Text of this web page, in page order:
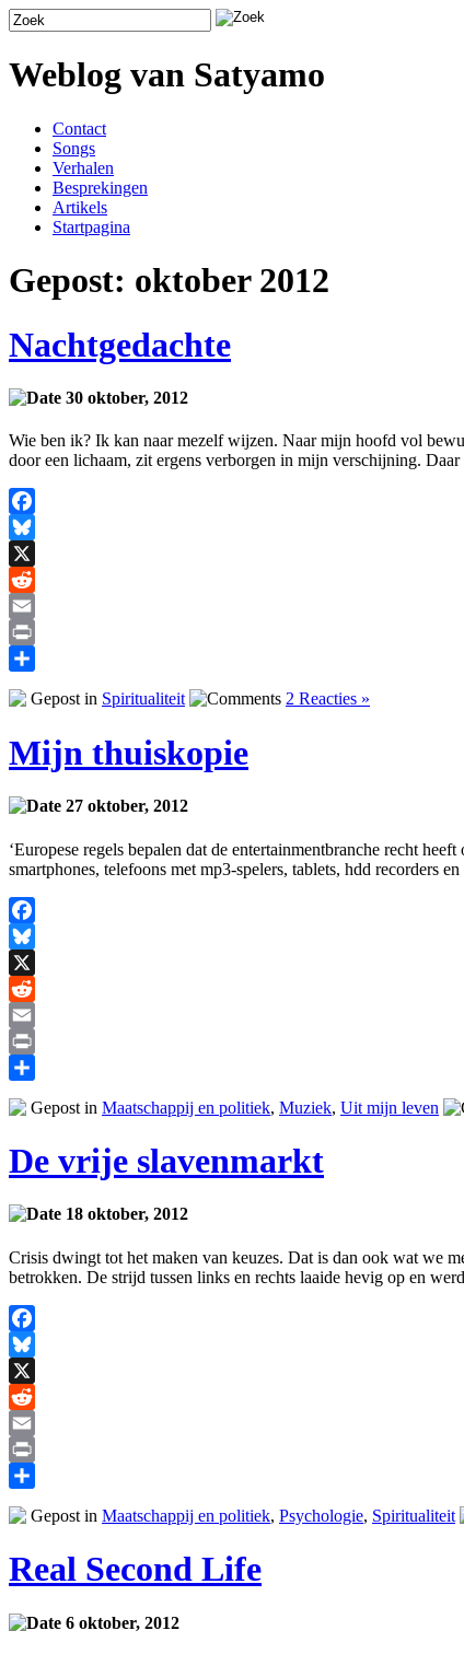
Weblog van Satyamo
Contact
Songs
Verhalen
Besprekingen
Artikels
Startpagina
Gepost: oktober 2012
Nachtgedachte
30 oktober, 2012
Wie ben ik? Ik kan naar mezelf wijzen. Naar mijn hoofd vol
door een lichaam, zit ergens verborgen in mijn verschijning.
Facebook
Bluesky
X
Reddit
Email
Print
Delen
Gepost in Spiritualiteit 2 Reacties »
Mijn thuiskopie
27 oktober, 2012
‘Europese regels bepalen dat de entertainmentbranche recht
smartphones, telefoons met mp3-spelers, tablets, hdd recorders
Facebook
Bluesky
X
Reddit
Email
Print
Gepost in Maatschappij en politiek, Muziek, Uit mijn leven
De vrije slavenmarkt
18 oktober, 2012
Crisis dwingt tot het maken van keuzes. Dat is dan ook wat we
betrokken. De strijd tussen links en rechts laaide hevig op en
Facebook
Bluesky
X
Reddit
Email
Print
Gepost in Maatschappij en politiek, Psychologie, Spiritualiteit
Real Second Life
6 oktober, 2012